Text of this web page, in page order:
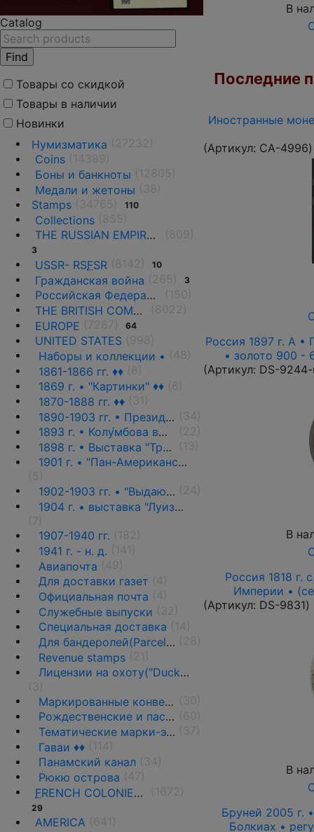
Catalog
Товары со скидкой
Товары в наличии
Новинки
Нумизматика
Coins
Боны и банкноты
Медали и жетоны
Stamps
110
Collections
THE RUSSIAN EMPIRE UNTIL 1917.
3
USSR- RSFSR 10
Гражданская война 3
Российская Федерация(1992 г.-н.д.)
THE BRITISH COMMONWEALTH
EUROPE
64
UNITED STATES
Наборы и коллекции •
1861-1866 гг. ♦♦
1869 г. • "Картинки" ♦♦
1870-1888 гг. ♦♦
1890-1903 гг. • Президенты и политики ♦♦
1893 г. • Колу́мбова выставка ♦♦
1898 г. • Выставка "Транс-Миссисипи" ♦♦
1901 г. • "Пан-Американская выставка" ♦♦
1902-1903 гг. • "Выдающиеся граждане" ♦♦
1904 г. • выставка "Луизиана" ♦♦
1907-1940 гг.
1941 г. - н. д.
Авиапочта
Для доставки газет
Официальная почта
Служебные выпуски
Специальная доставка
Для бандеролей(Parcel post) ♦♦
Revenue stamps
Лицензии на охоту("Duck stamps")
Маркированные конверты, ПК и вырезки
Рождественские и пасхальные этикетки
Тематические марки-этикетки
Гаваи ♦♦
Панамский канал
Рюкю острова
FRENCH COLONIES AND THE TERRITORIES
29
AMERICA
В
Последние
Иностранные
(Артикул: CA-4996)
Россия 1897 г. А •
• золото 900 -
(Артикул: DS-
В
Россия 1818 г.
Империи •
(Артикул: DS-9831)
В
Бруней 2005 г.
Болкиах •